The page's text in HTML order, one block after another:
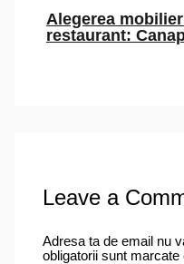
Alegerea
restaurant:
Leave a
Adresa ta de email nu
obligatorii sunt